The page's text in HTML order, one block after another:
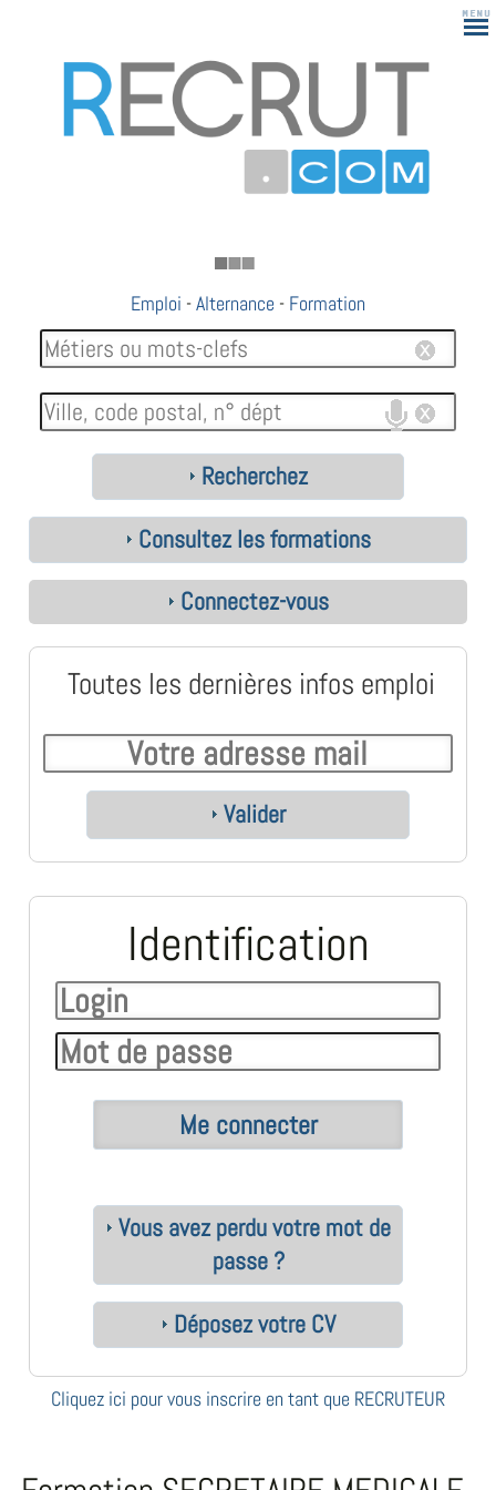
Emploi -Alternance - Formation
Recherchez
Consultez les formations
Connectez-vous
Toutes les dernières infos emploi
Valider
Identification
Vous avez perdu votre mot de
passe ?
Déposez votre CV
Cliquez ici pour vous inscrire en tant que RECRUTEUR